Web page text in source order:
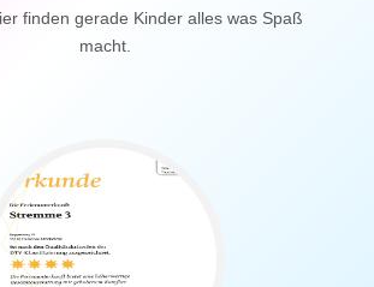
finden gerade Kinder alles was Spaß
macht.